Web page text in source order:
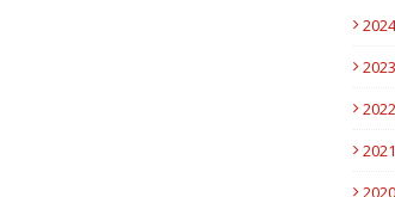
2024
2023
2022
2021
2020